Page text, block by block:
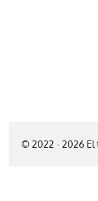
© 2022 - 2026 El